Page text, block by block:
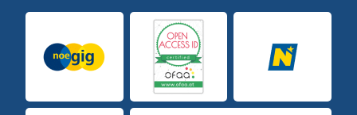
Logo noeGIG Logo Open Access IDLogo